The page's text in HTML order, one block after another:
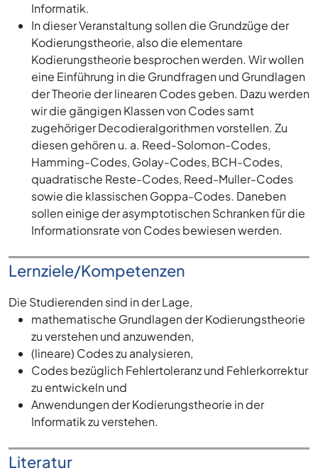
Informatik.
In dieser Veranstaltung sollen die Grundzüge der
Kodierungstheorie, also die elementare
Kodierungstheorie besprochen werden. Wir wollen
eine Einführung in die Grundfragen und Grundlagen
der Theorie der linearen Codes geben. Dazu werden
wir die gängigen Klassen von Codes samt
zugehöriger Decodieralgorithmen vorstellen. Zu
diesen gehören u. a. Reed-Solomon-Codes,
Hamming-Codes, Golay-Codes, BCH-Codes,
quadratische Reste-Codes, Reed-Muller-Codes
sowie die klassischen Goppa-Codes. Daneben
sollen einige der asymptotischen Schranken für die
Informationsrate von Codes bewiesen werden.
Lernziele/Kompetenzen
Die Studierenden sind in der Lage,
mathematische Grundlagen der Kodierungstheorie
zu verstehen und anzuwenden,
(lineare) Codes zu analysieren,
Codes bezüglich Fehlertoleranz und Fehlerkorrektur
zu entwickeln und
Anwendungen der Kodierungstheorie in der
Informatik zu verstehen.
Literatur